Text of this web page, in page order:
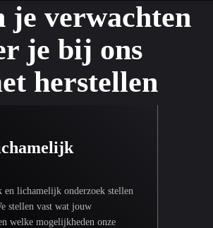
je verwachten
je bij ons
herstellen
en lichamelijk onderzoek stellen
stellen vast wat jouw
welke mogelijkheden onze